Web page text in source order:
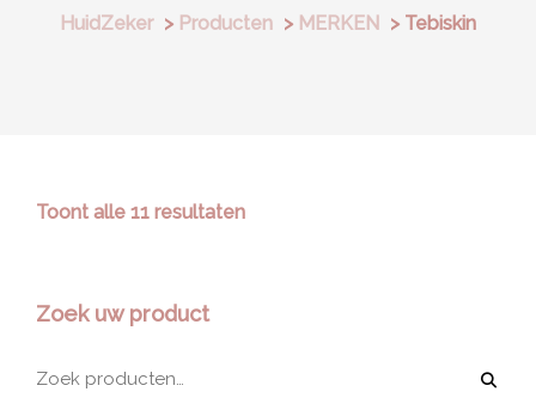
HuidZeker > Producten > MERKEN > Tebiskin
Toont alle 11 resultaten
Zoek uw product